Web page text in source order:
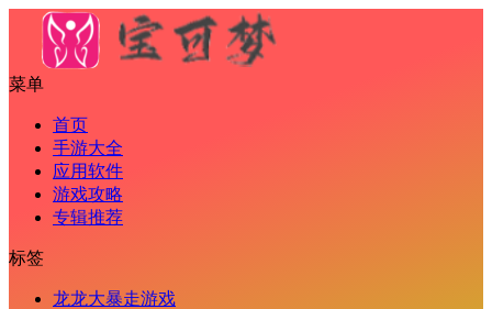
菜单
首页
手游大全
应用软件
游戏攻略
专辑推荐
标签
龙龙大暴走游戏